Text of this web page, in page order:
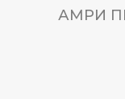
АМРИ